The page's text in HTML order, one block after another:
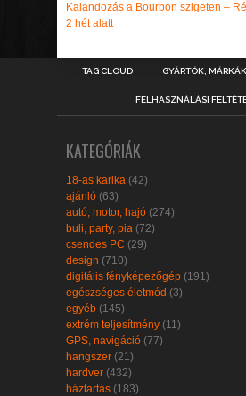
Kalandozás a Bourbon szigeten –
2 hét alatt
TAG CLOUD GYÁRTÓK,
FELHASZNÁLÁSI
KATEGÓRIÁK
18-as karika (42)
ajánló (63)
autó, motor, hajó (274)
buli, party, pia (72)
csendes PC (29)
design (710)
digitális fényképezőgép (191)
egészséges életmód (3)
egyéb (145)
extrém teljesítmény (11)
GPS, navigáció (77)
hangszer (21)
hardver (432)
háztartás (183)